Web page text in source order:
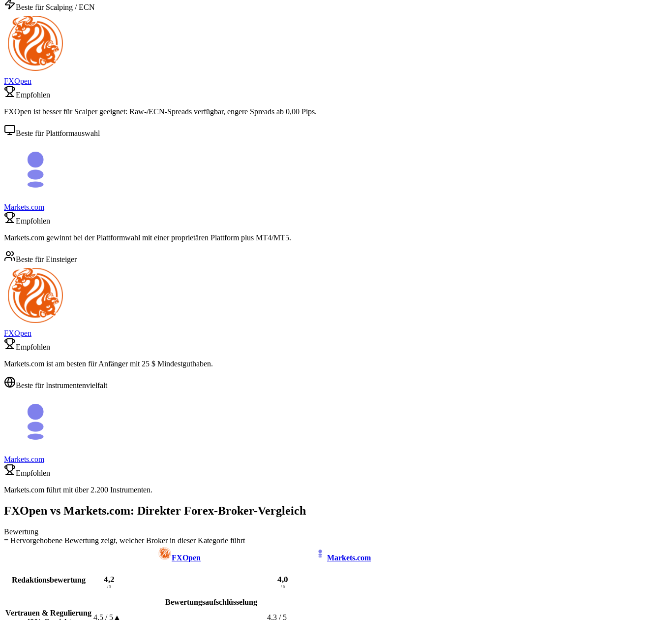
Beste für Scalping / ECN
FXOpen
Empfohlen
FXOpen ist besser für Scalper geeignet: Raw-/ECN-Spreads verfügbar, engere Spreads ab 0,00 Pips.
Beste für Plattformauswahl
Markets.com
Empfohlen
Markets.com gewinnt bei der Plattformwahl mit einer proprietären Plattform plus MT4/MT5.
Beste für Einsteiger
FXOpen
Empfohlen
Markets.com ist am besten für Anfänger mit 25 $ Mindestguthaben.
Beste für Instrumentenvielfalt
Markets.com
Empfohlen
Markets.com führt mit über 2.200 Instrumenten.
FXOpen vs Markets.com: Direkter Forex-Broker-Vergleich
Bewertung
= Hervorgehobene Bewertung zeigt, welcher Broker in dieser Kategorie führt
FXOpen Markets.com
Redaktionsbewertung 4,2
/ 5
4,0
/ 5
Bewertungsaufschlüsselung
Vertrauen & Regulierung
4,5 / 5 ▲ 4,3 / 5